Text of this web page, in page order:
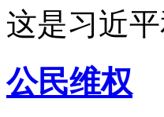
这是习近
公民维权